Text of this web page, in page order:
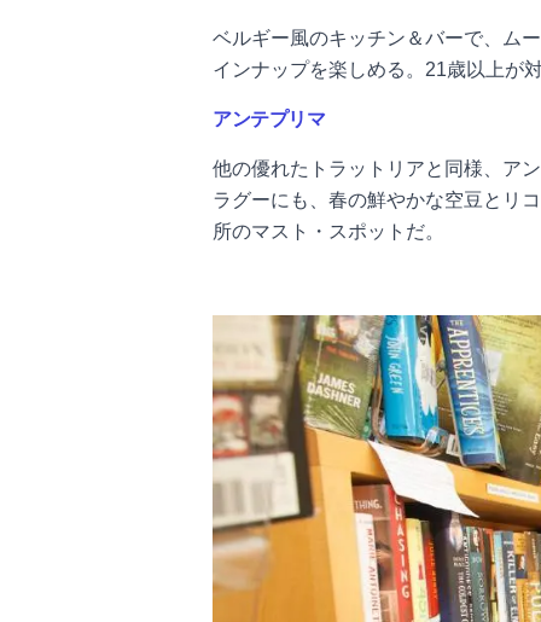
ベルギー風のキッチン＆バーで、ム
インナップを楽しめる。21歳以上が
アンテプリマ
他の優れたトラットリアと同様、ア
ラグーにも、春の鮮やかな空豆とリ
所のマスト・スポットだ。